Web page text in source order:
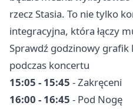
rzecz Stasia. To nie tylko
integracyjna, która łączy
Sprawdź godzinowy grafik
podczas koncertu
15:05 - 15:45 - Zakręceni
16:00 - 16:45 - Pod Nogę